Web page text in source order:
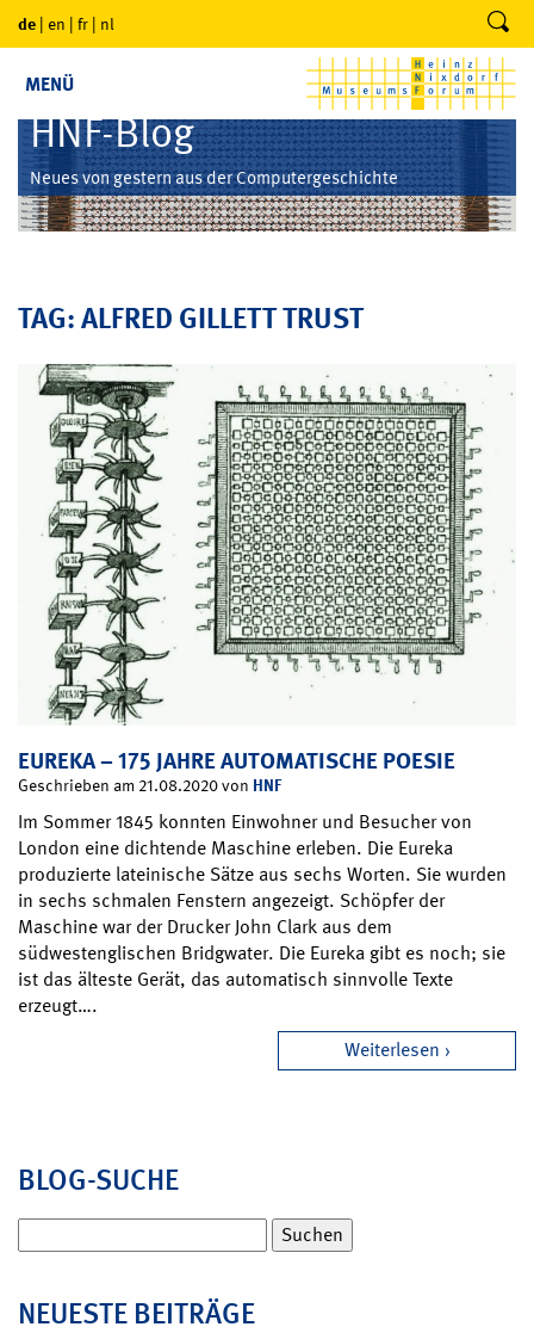
de | en | fr | nl
MENÜ
HNF-Blog
Neues von gestern aus der Computergeschichte
TAG: ALFRED GILLETT TRUST
EUREKA – 175 JAHRE AUTOMATISCHE POESIE
Geschrieben am 21.08.2020 von HNF
Im Sommer 1845 konnten Einwohner und Besucher von
London eine dichtende Maschine erleben. Die Eureka
produzierte lateinische Sätze aus sechs Worten. Sie wurden
in sechs schmalen Fenstern angezeigt. Schöpfer der
Maschine war der Drucker John Clark aus dem
südwestenglischen Bridgwater. Die Eureka gibt es noch; sie
ist das älteste Gerät, das automatisch sinnvolle Texte
erzeugt….
Weiterlesen
BLOG-SUCHE
nach:
NEUESTE BEITRÄGE